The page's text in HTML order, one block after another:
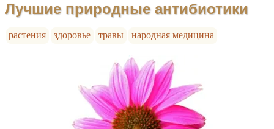
Лучшие природные антибиотики
растения здоровье травы народная медицина